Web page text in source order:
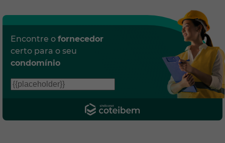
Encontre o fornecedor
certo para o seu
condomínio